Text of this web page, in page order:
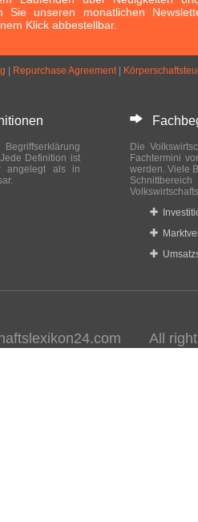
Sie unseren monatlichen
Klick abbestellbar.
Repurchase Agreement|
Definition ist
angelegt als in
Die
Fachtermini
werden. Viele
All